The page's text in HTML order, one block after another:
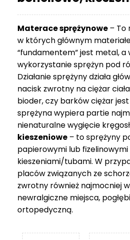
749 zł
Materace sprężynowe – To
w których głównym
“fundamentem” jest metal, a
wykorzystanie sprężyn pod
Działanie sprężyny działa
nacisk zwrotny na ciężar
bioder, czy barków ciężar
sprężyna wypiera partie
nienaturalne wygięcie
kieszeniowe – to sprężyny
papierowymi lub fizelinowymi
kieszeniami/tubami. W
placów związanych ze
zwrotny również najmocniej
newralgiczne miejsca,
ortopedyczną.